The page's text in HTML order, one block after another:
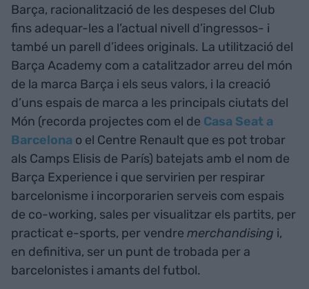
Barça, racionalització de les despeses del Club
fins adequar-les a l’actual nivell d’ingressos- i
també un parell d’idees originals. La utilització del
Barça Academy com a catalitzador arreu del món
de la marca Barça i els seus valors, i la creació
d’uns espais de marca a les principals ciutats del
Món (recorda projectes com el de Casa Seat a
Barcelona o el Centre Renault que es pot trobar
als Camps Elisis de París) batejats amb el nom de
Barça Experience i que servirien per respirar
barcelonisme i incorporarien serveis com espais
de co-working, sales per visualitzar els partits, per
practicat e-sports, per vendre merchandising i,
en definitiva, ser un punt de trobada per a
barcelonistes i amants del futbol.